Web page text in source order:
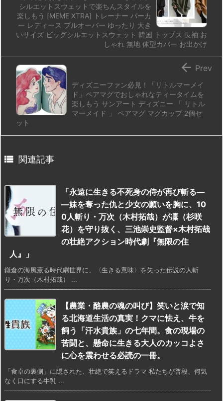
シルエットスウェットで楽ちんスタイルを
楽しもう [MEME XTRA] トレーナー パーカ
ー レディース プルオーバー ゆったり 大き
いサイズ ビッグシルエットスウェット 韓国 トップス 長袖 お
しゃれ 無地 体型カバー お出かけ
ディズニーファン必見！「リトルマーメイ
ド」ペアマグでおしゃれなティータイムを
楽しもう サンアート ディズニー 「 リトル
マーメイド 」 ペアマグ マグカップ 2個セ
ット
 Prev
 関連記事
「永遠に生きる不死身の侍が再び斬る―
―妹を奪った仇と少女の願いを胸に、10
0人斬り・万次（木村拓哉）が凜（杉咲
花）を守り抜く、三池崇史監督×木村拓哉
の壮絶アクション時代劇『無限の住
人』」
鎌倉の海風薫る時代劇世界に、〈生きる意味〉を失った伝説の人斬
り・万次（木村拓哉） ...
【農業・酪農の魂の叫び】笑いと涙で知
る北海道生活の真実！クマに怯え、牛を
飼う「汗水貴族」の七年間。食の現場の
苦闘と、懸命に生きる大人のカッコよさ
に心を震わせる必読の一冊。
「食卓の裏側」に隠された、壮絶で笑えるドラマ 私たちが普段、何気
なく口にする牛乳 ...